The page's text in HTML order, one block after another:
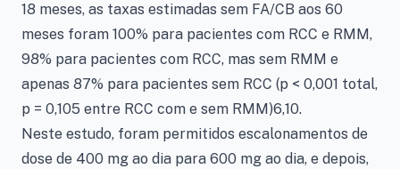
18 meses, as taxas estimadas sem FA/CB aos 60
meses foram 100% para pacientes com RCC e RMM,
98% para pacientes com RCC, mas sem RMM e
apenas 87% para pacientes sem RCC (p < 0,001 total,
p = 0,105 entre RCC com e sem RMM)6,10.
Neste estudo, foram permitidos escalonamentos de
dose de 400 mg ao dia para 600 mg ao dia, e depois,